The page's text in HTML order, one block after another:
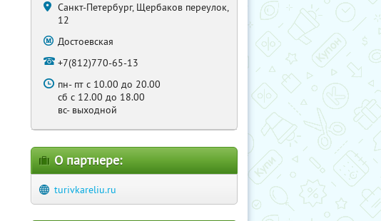
Санкт-Петербург, Щербаков переулок,
12
Достоевская
+7(812)770-65-13
пн- пт с 10.00 до 20.00
сб с 12.00 до 18.00
вс- выходной
О партнере:
turivkareliu.ru